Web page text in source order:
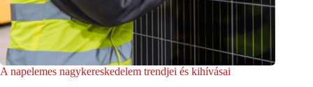
A napelemes nagykereskedelem trendjei és kihívásai